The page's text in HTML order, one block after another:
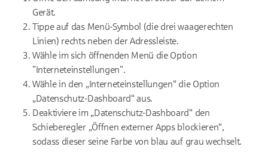
Gerät.
Tippe auf das Menü-Symbol (die drei waagerechten
Linien) rechts neben der Adressleiste.
Wähle im sich öffnenden Menü die Option
"Interneteinstellungen".
Wähle in den „Interneteinstellungen“ die Option
„Datenschutz-Dashboard“ aus.
Deaktiviere im „Datenschutz-Dashboard“ den
Schieberegler „Öffnen externer Apps blockieren“,
sodass dieser seine Farbe von blau auf grau wechselt.